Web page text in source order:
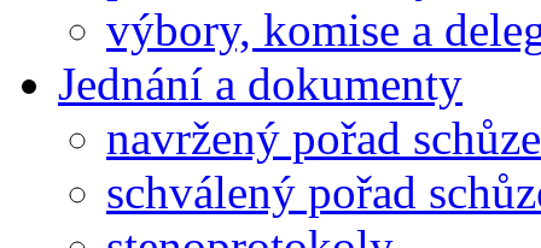
výbory, komise a
Jednání a dokumenty
navržený pořad schůze
schválený pořad